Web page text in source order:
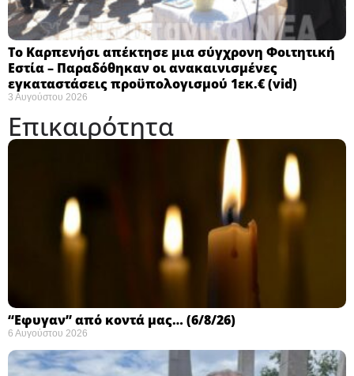
Το Καρπενήσι απέκτησε μια σύγχρονη Φοιτητική
Εστία – Παραδόθηκαν οι ανακαινισμένες
εγκαταστάσεις προϋπολογισμού 1εκ.€ (vid)
3 Αυγούστου 2026
Επικαιρότητα
“Εφυγαν” από κοντά μας… (6/8/26)
6 Αυγούστου 2026